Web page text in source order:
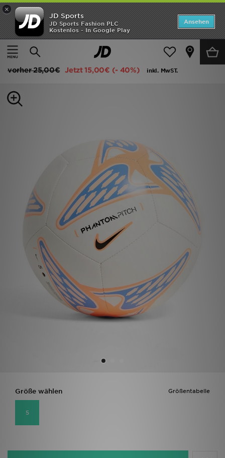
×
JD Sports
JD Sports Fashion PLC
Kostenlos - In Google Play
Ansehen
Home
Herren Herren Accessoires Sportzubehör
Nike Phantom Football
vorher25,00€ Jetzt15,00€ (- 40%) inkl. MwST.
Größentabelle
Größe wählen
5
ANGEBOTE
Neuheiten
Kinder
Lade die APP
Filialfinder
Hilfe & Kontakt